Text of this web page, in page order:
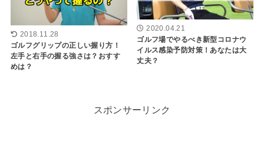
2018.11.28
ゴルフグリップの正しい握り方！
左手と右手の握る強さは？おすす
めは？
2020.04.21
ゴルフ場でやるべき新型コロナウ
イルス感染予防対策！あなたは大
丈夫？
スポンサーリンク